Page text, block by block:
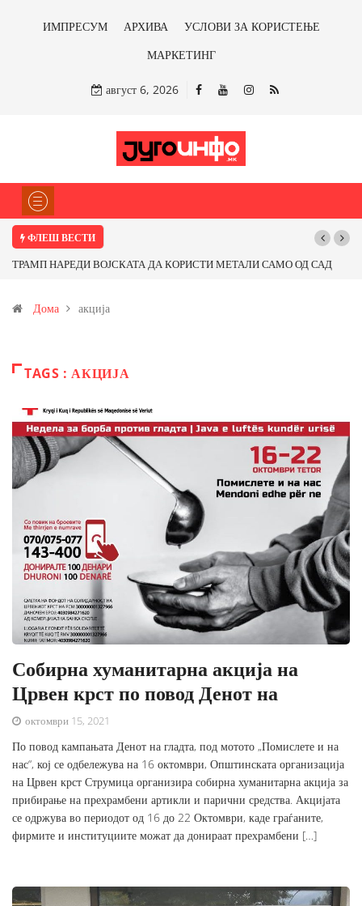
ИМПРЕСУМ АРХИВА
УСЛОВИ ЗА КОРИСТЕЊЕ
МАРКЕТИНГ
август 6, 2026
ФЛЕШ ВЕСТИ
Почнува реконструкцијата на улицата „5-ти Ноември“ во Струмица
Дома акција
TAGS : АКЦИЈА
Собирна хуманитарна акција на
Црвен крст по повод Денот на
октомври 15, 2021
По повод кампањата Денот на гладта, под мотото „Помислете и на
нас“, кој се одбележува на 16 октомври, Општинската организација
на Црвен крст Струмица организира собирна хуманитарна акција за
прибирање на прехрамбени артикли и парични средства. Акцијата
се одржува во периодот од 16 до 22 Октомври, каде граѓаните,
фирмите и институциите можат да донираат прехрамбени […]